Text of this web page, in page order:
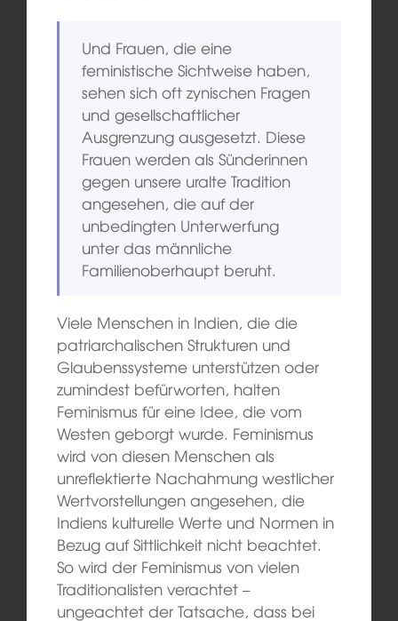
Und Frauen, die eine
feministische Sichtweise haben,
sehen sich oft zynischen Fragen
und gesellschaftlicher
Ausgrenzung ausgesetzt. Diese
Frauen werden als Sünderinnen
gegen unsere uralte Tradition
angesehen, die auf der
unbedingten Unterwerfung
unter das männliche
Familienoberhaupt beruht.
Viele Menschen in Indien, die die
patriarchalischen Strukturen und
Glaubenssysteme unterstützen oder
zumindest befürworten, halten
Feminismus für eine Idee, die vom
Westen geborgt wurde. Feminismus
wird von diesen Menschen als
unreflektierte Nachahmung westlicher
Wertvorstellungen angesehen, die
Indiens kulturelle Werte und Normen in
Bezug auf Sittlichkeit nicht beachtet.
So wird der Feminismus von vielen
Traditionalisten verachtet –
ungeachtet der Tatsache, dass bei